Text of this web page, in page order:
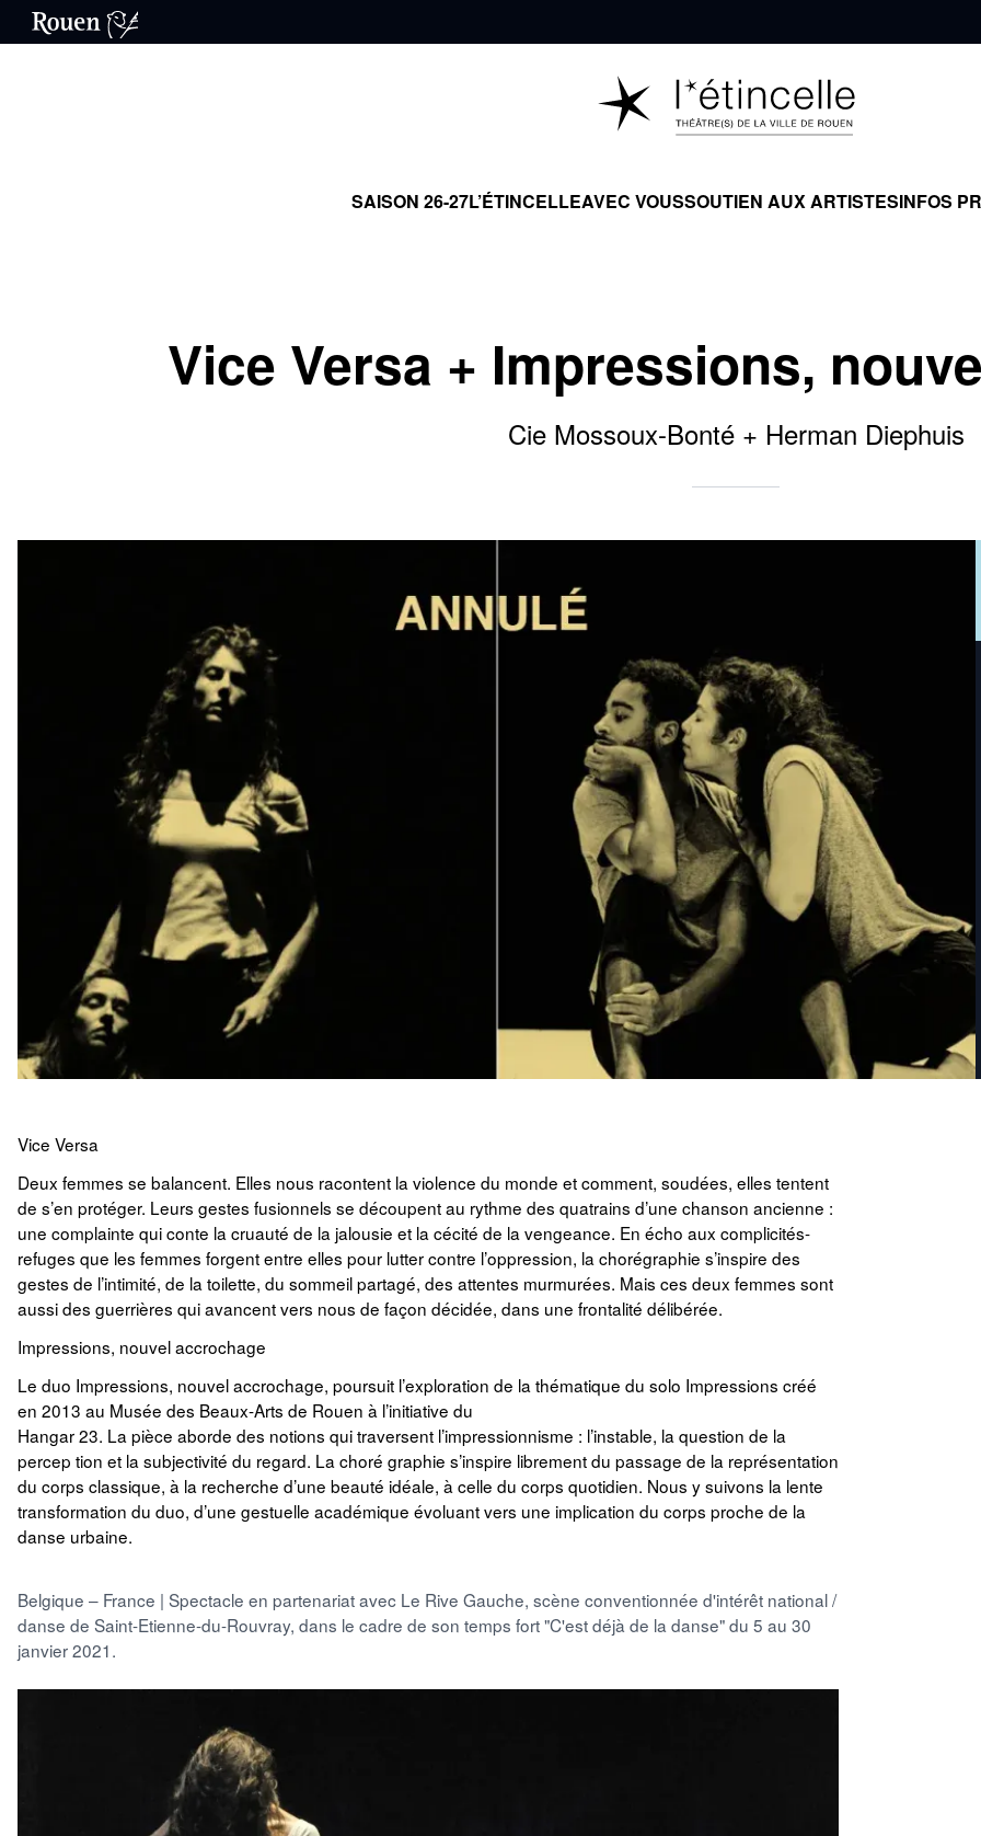
SAISON 26-27L’ÉTINCELLEAVEC VOUSSOUTIEN AUX ARTISTESINFOS
Vice Versa + Impressions,
Cie Mossoux-Bonté + Herman Diephuis
Vice Versa
Deux femmes se balancent. Elles nous racontent la violence du monde et comment, soudées, elles tentent
de s’en protéger. Leurs gestes fusionnels se découpent au rythme des quatrains d’une chanson ancienne :
une complainte qui conte la cruauté de la jalousie et la cécité de la vengeance. En écho aux complicités-
refuges que les femmes forgent entre elles pour lutter contre l’oppression, la chorégraphie s’inspire des
gestes de l’intimité, de la toilette, du sommeil partagé, des attentes murmurées. Mais ces deux femmes sont
aussi des guerrières qui avancent vers nous de façon décidée, dans une frontalité délibérée.
Impressions, nouvel accrochage
Le duo Impressions, nouvel accrochage, poursuit l’exploration de la thématique du solo Impressions créé
en 2013 au Musée des Beaux-Arts de Rouen à l’initiative du
Hangar 23. La pièce aborde des notions qui traversent l’impressionnisme : l’instable, la question de la
percep tion et la subjectivité du regard. La choré graphie s’inspire librement du passage de la représentation
du corps classique, à la recherche d’une beauté idéale, à celle du corps quotidien. Nous y suivons la lente
transformation du duo, d’une gestuelle académique évoluant vers une implication du corps proche de la
danse urbaine.
Belgique – France | Spectacle en partenariat avec Le Rive Gauche, scène conventionnée d'intérêt national /
danse de Saint-Etienne-du-Rouvray, dans le cadre de son temps fort "C'est déjà de la danse" du 5 au 30
janvier 2021.